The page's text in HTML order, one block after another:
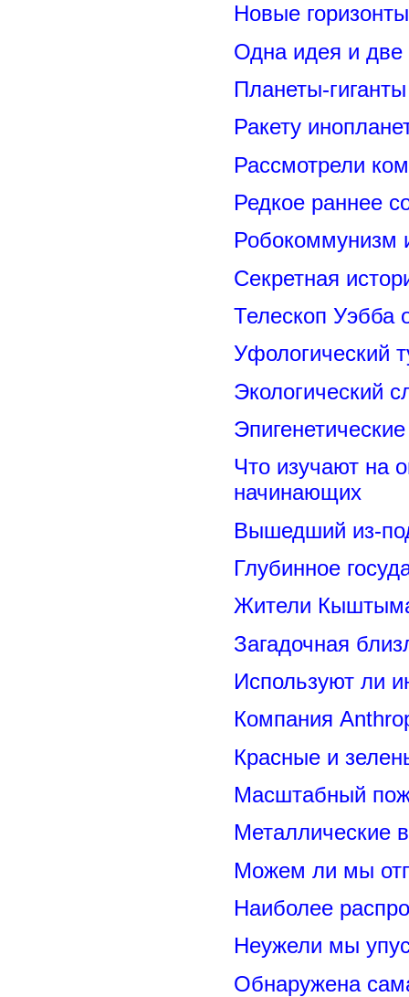
Новые
Одна идея и две
Планеты-
Ракету
Рассмотрели
Редкое раннее
Секретная
Телескоп Уэбба
Уфологический
Экологический
Что изучают на
начинающих
Вышедший из-
Глубинное
Жители
Загадочная
Используют ли
Компания
Красные и
Масштабный
Металлические
Можем ли мы
Наиболее
Неужели мы
Обнаружена